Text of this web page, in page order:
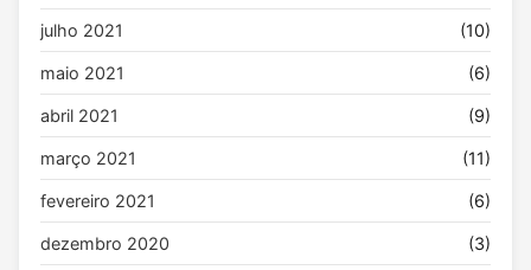
julho 2021 (10)
maio 2021 (6)
abril 2021 (9)
março 2021 (11)
fevereiro 2021 (6)
dezembro 2020 (3)